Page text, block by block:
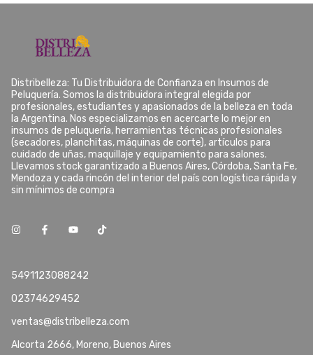
Distribelleza: Tu Distribuidora de Confianza en Insumos de
Peluquería. Somos la distribuidora integral elegida por
profesionales, estudiantes y apasionados de la belleza en toda
la Argentina. Nos especializamos en acercarte lo mejor en
insumos de peluquería, herramientas técnicas profesionales
(secadores, planchitas, máquinas de corte), artículos para
cuidado de uñas, maquillaje y equipamiento para salones.
Llevamos stock garantizado a Buenos Aires, Córdoba, Santa Fe,
Mendoza y cada rincón del interior del país con logística rápida y
sin mínimos de compra
5491123088242
02374629452
ventas@distribelleza.com
Alcorta 2666, Moreno, Buenos Aires